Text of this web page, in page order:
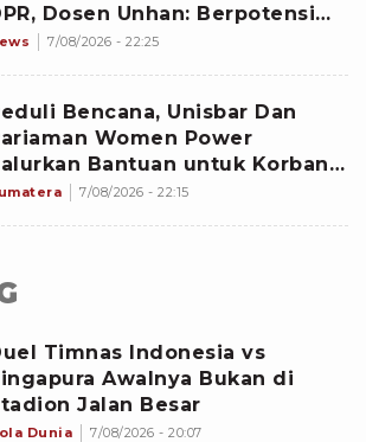
Dosen Unhan: Berpotensi
Sinergi Kebijakan
7/08/2026 - 22:25
Bencana, Unisbar Dan
Women Power
Bantuan untuk Korban
di Padang
7/08/2026 - 22:15
Timnas Indonesia vs
Awalnya Bukan di
Jalan Besar
Dunia 7/08/2026 - 20:07